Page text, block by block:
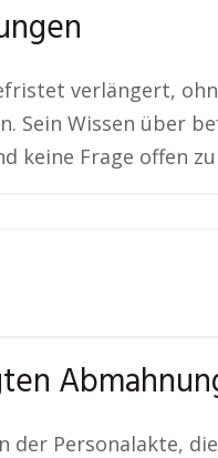
verlängert,
Sein Wissen über
keine Frage offen zu
der Personalakte,